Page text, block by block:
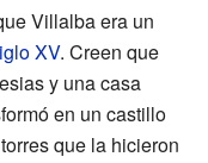
Villalba era un
XV. Creen que
y una casa
en un castillo
que la hicieron